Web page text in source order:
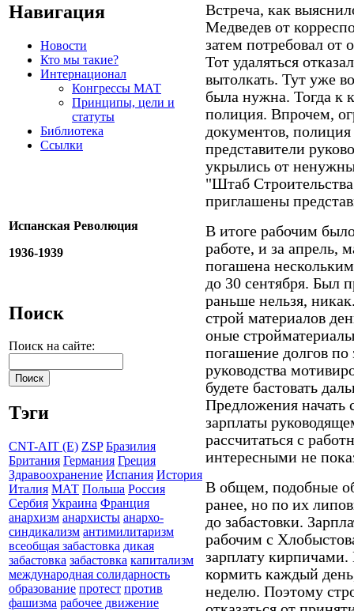
Навигация
Новости
Кто мы такие?
Интернационал
Конгрессы МАТ
Принципы, цели и
статуты
Библиотека
Ссылки
Испанская Революция
1936-1939
Поиск
Поиск на сайте:
Тэги
CNT-AIT (E) ZSP Бразилия
Британия Германия Греция
Здравоохранение Испания История
Италия МАТ Польша Россия
Сербия Украина Франция
анархизм анархисты анархо-
синдикализм антимилитаризм
всеобщая забастовка дикая
забастовка забастовка капитализм
международная солидарность
образование протест против
фашизма рабочее движение
Встреча, как
Медведев от
затем потребовал от
Тот удаляться
вытолкать. Тут уже
была нужна. Тогда к
полиция. Впрочем,
документов,
представители
укрылись от
"Штаб
приглашены
В итоге рабочим
работе, и за апрель,
погашена
до 30 сентября. Был
раньше нельзя,
строй материалов
оные
погашение долгов по
руководства
будете бастовать
Предложения начать
зарплаты
рассчитаться с
интересными не
В общем, подобные
ранее, но по их
до забастовки.
рабочим с
зарплату
кормить каждый
неделю. Поэтому